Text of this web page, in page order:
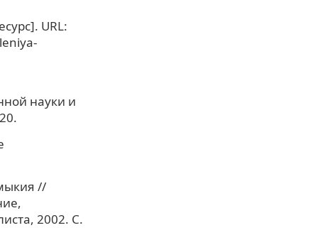
URL:
науки и
//
2002. С.